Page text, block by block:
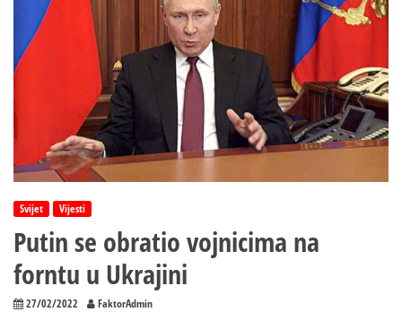
ODGODE
Komadant
KFOR-
a
dolazi
u
Kosovsku
Mitrovicu
Svijet Vijesti
Putin se obratio vojnicima na
forntu u Ukrajini
27/02/2022 FaktorAdmin